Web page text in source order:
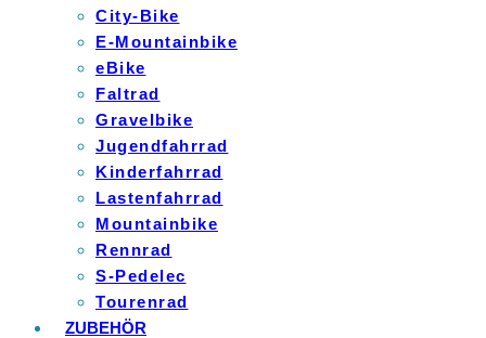
City-Bike
E-Mountainbike
eBike
Faltrad
Gravelbike
Jugendfahrrad
Kinderfahrrad
Lastenfahrrad
Mountainbike
Rennrad
S-Pedelec
Tourenrad
ZUBEHÖR